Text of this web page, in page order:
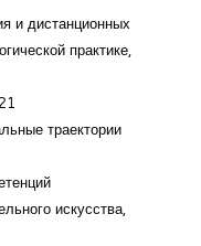
и дистанционных
практике,
траектории
искусства,